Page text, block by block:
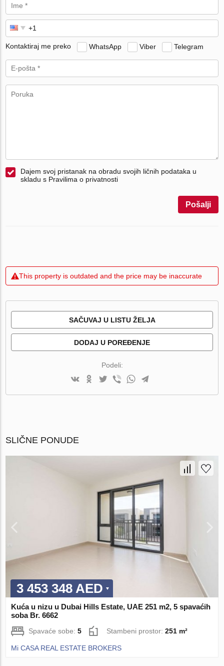
Kontaktiraj me preko WhatsApp Viber Telegram
Dajem svoj pristanak na obradu svojih ličnih podataka u
skladu s Pravilima o privatnosti
Pošalji
This property is outdated and the price may be inaccurate
SAČUVAJ U LISTU ŽELJA
DODAJ U POREĐENJE
Podeli:
SLIČNE PONUDE
3 453 348 AED
Kuća u nizu u Dubai Hills Estate, UAE 251 m2, 5 spavaćih
soba Br. 6662
Spavaće sobe:5 Stambeni prostor:251 m²
Mi CASA REAL ESTATE BROKERS